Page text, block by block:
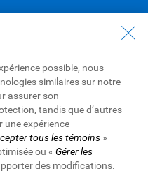
GAB
possible, nous
similaires sur notre
assurer son
tandis que d’autres
expérience
tous les témoins»
ou « Gérer les
des modifications.